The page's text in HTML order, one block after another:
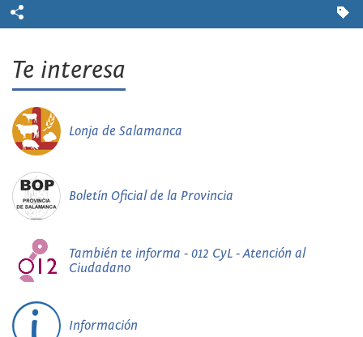
Te interesa
Lonja de Salamanca
Boletín Oficial de la Provincia
También te informa - 012 CyL - Atención al
Ciudadano
Información